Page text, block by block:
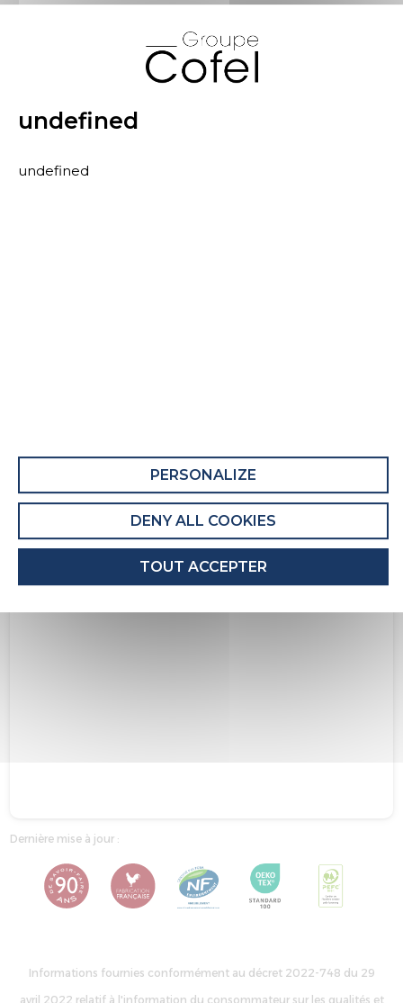
produite par les processus de recyclage mis en œuvre représente plus de 50
% en masse du déchet collecté
- « produit ou emballage entièrement recyclable » : la matière recyclée
produite par les processus de recyclage mis en œuvre représente plus de 95
% en masse du déchet collecté
rubrique les primes et pénalités déclarées à ECOMAISON et CITEO (Eco
organismes français) lors de la déclaration annuelle de nos produits.
Dernière mise à jour :
Informations fournies conformément au décret 2022-748 du 29
avril 2022 relatif à l'information du consommateur sur les qualités et
undefined
undefined
PERSONALIZE
DENY ALL COOKIES
TOUT ACCEPTER